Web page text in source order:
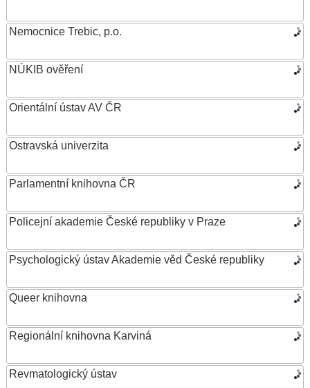
Nemocnice Trebic, p.o.
NÚKIB ověření
Orientální ústav AV ČR
Ostravská univerzita
Parlamentní knihovna ČR
Policejní akademie České republiky v Praze
Psychologický ústav Akademie věd České republiky
Queer knihovna
Regionální knihovna Karviná
Revmatologický ústav